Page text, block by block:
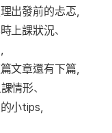
出發前的忐忑，
上課狀況、
文章還有下篇，
情形、
小tips，